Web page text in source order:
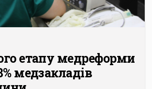
етапу медреформи
медзакладів